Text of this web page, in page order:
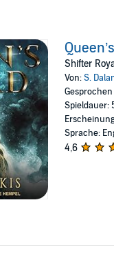
Shifter
Von:S.
Spieldauer:
Sprache:
4,6